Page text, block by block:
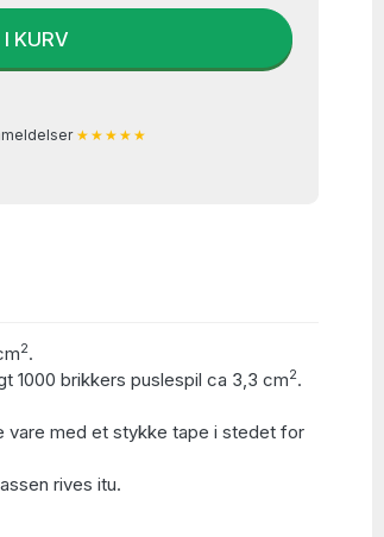
KURV
★★★★★
2.
1000 brikkers puslespil ca 3,3 cm2.
vare med et stykke tape i stedet for
rives itu.